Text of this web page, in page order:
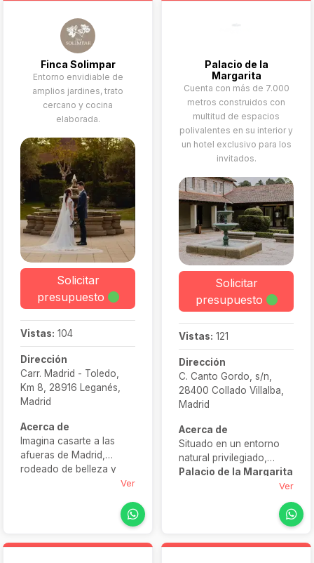
Finca Solimpar
Entorno envidiable de
amplios jardines, trato
cercano y cocina
elaborada.
Solicitar
presupuesto
Vistas: 104
Dirección
Carr. Madrid - Toledo,
Km 8, 28916 Leganés,
Madrid
Acerca de
Imagina casarte a las
afueras de Madrid,
rodeado de belleza y
con todas las facilidades
Finca Solimpar
Ver
Palacio de la
Margarita
Cuenta con más de 7.000
metros construidos con
multitud de espacios
polivalentes en su interior y
un hotel exclusivo para los
invitados.
Solicitar
presupuesto
Vistas: 121
Dirección
C. Canto Gordo, s/n,
28400 Collado Villalba,
Madrid
Acerca de
Situado en un entorno
natural privilegiado,
Palacio de la Margarita
ofrece el marco perfecto
para boda de vuestros
35 hectáreas
Ver